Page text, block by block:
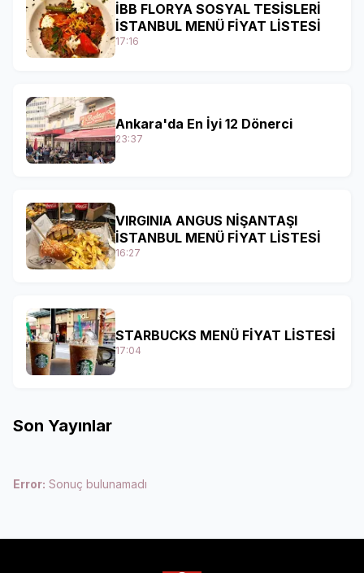
İBB FLORYA SOSYAL TESİSLERİ
İSTANBUL MENÜ FİYAT LİSTESİ
17:16
Ankara'da En İyi 12 Dönerci
23:37
VIRGINIA ANGUS NİŞANTAŞI
İSTANBUL MENÜ FİYAT LİSTESİ
16:27
STARBUCKS MENÜ FİYAT LİSTESİ
17:04
Son Yayınlar
Error: Sonuç bulunamadı